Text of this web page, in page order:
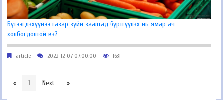
Бүтээгдэхүүнээ газар зүйн заалтад бүртгүүлэх нь ямар ач
холбогдолтой вэ?
article 2022-12-07 07:00:00 1631
« 1 Next »